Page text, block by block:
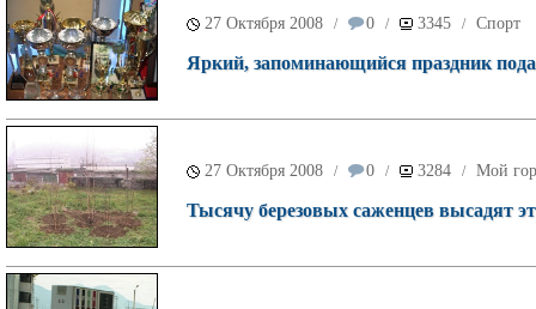
27 Октября 2008 / 0 / 3345 / Спорт
Яркий, запоминающийся праздник
27 Октября 2008 / 0 / 3284 / Мой
Тысячу березовых саженцев высадят